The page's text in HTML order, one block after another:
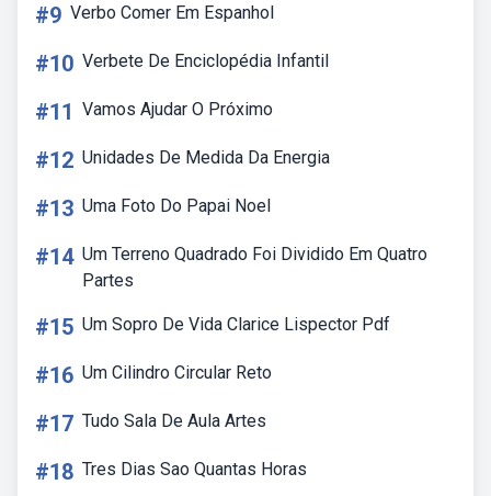
#9 Verbo Comer Em Espanhol
#10 Verbete De Enciclopédia Infantil
#11 Vamos Ajudar O Próximo
#12 Unidades De Medida Da Energia
#13 Uma Foto Do Papai Noel
#14 Um Terreno Quadrado Foi Dividido Em Quatro
Partes
#15 Um Sopro De Vida Clarice Lispector Pdf
#16 Um Cilindro Circular Reto
#17 Tudo Sala De Aula Artes
#18 Tres Dias Sao Quantas Horas